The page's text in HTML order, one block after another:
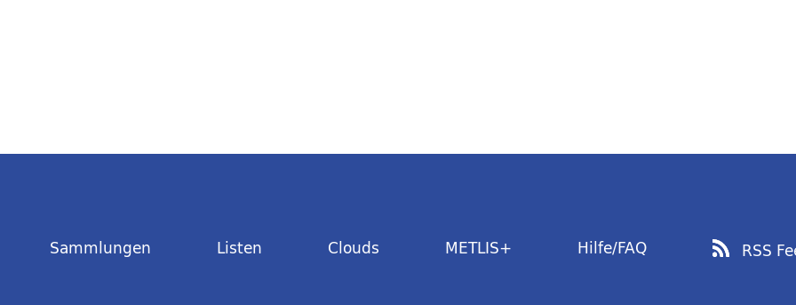
Sammlungen Listen Clouds METLIS+ Hilfe/FAQ RSS